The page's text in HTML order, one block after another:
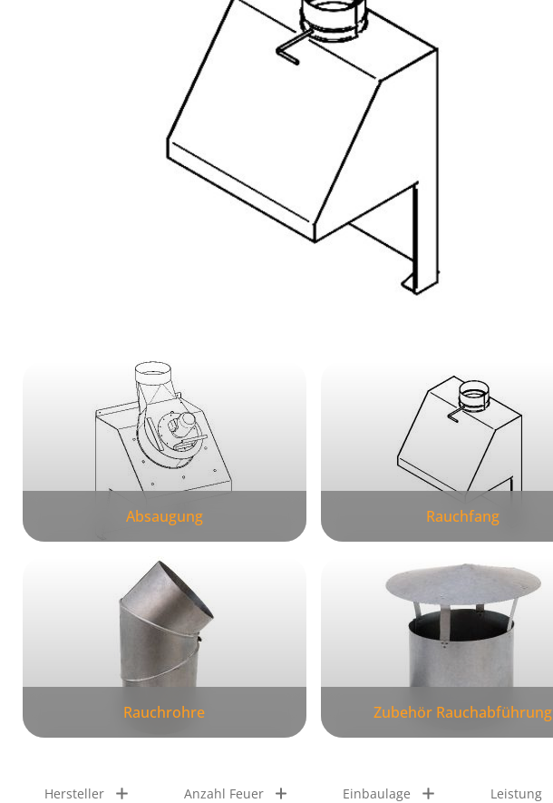
Kategoriegalerie überspringen
Absaugung Rauchfang
Rauchrohre Zubehör Rauchabführung
Hersteller Anzahl Feuer Einbaulage Leistung